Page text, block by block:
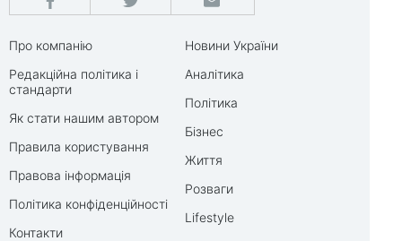
Про компанію
Редакційна політика і
стандарти
Як стати нашим автором
Правила користування
Правова інформація
Політика конфіденційності
Контакти
Новини України
Аналітика
Політика
Бізнес
Життя
Розваги
Lifestyle